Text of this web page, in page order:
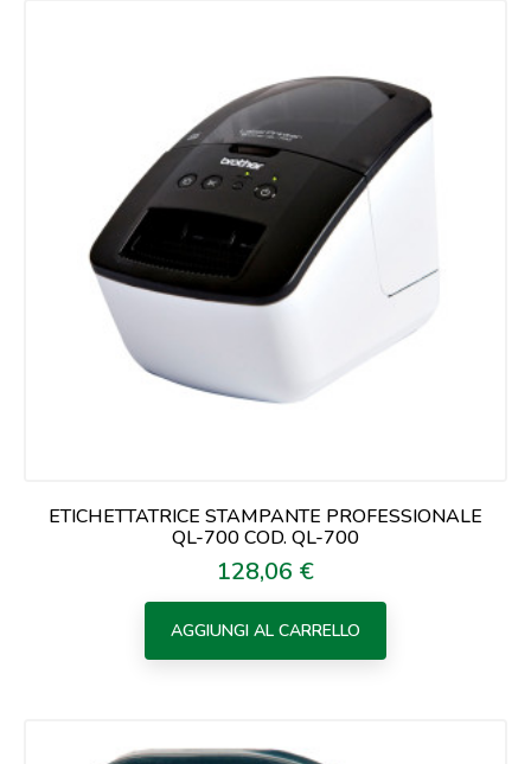
ETICHETTATRICE STAMPANTE PROFESSIONALE
QL-700 COD. QL-700
Prezzo
128,06 €
AGGIUNGI AL CARRELLO